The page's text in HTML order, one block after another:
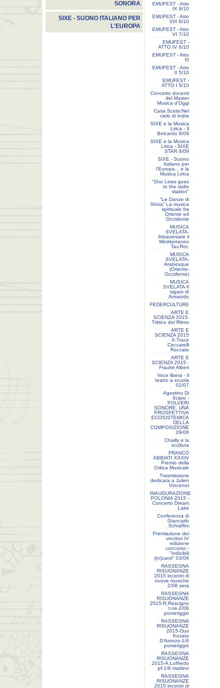
SONORA
SIXE - SUONO ITALIANO PER
L'EUROPA
EMUFEST - Atto
IX 9/10
EMUFEST - Atto
VIII 8/10
EMUFEST - Atto
VI 7/10
EMUFEST -
ATTO IV 6/10
EMUFEST - Atto
III
EMUFEST - Atto
II 5/10
EMUFEST -
ATTO I 5/10
Concerto docenti
del Master
Musica d'Oggi
Casa Scelsi:Nel
cielo di Indra
SIXE e la Musica
Lirica - Il
Belcanto 9/09
SIXE e la Musica
Lirica - SIXE
STAR 8/09
SIXE - Suono
Italiano per
l'Europa... e la
Musica Lirica
"She Lives goes
to the radio
station"
“Le Danze di
Shiva” La musica
spirituale fra
Oriente ed
Occidente
MUSICA
SVELATA-
Attraversare il
Mediterraneo
Tav.Rot.
MUSICA
SVELATA-
Arabesque
(Oriente-
Occidente)
MUSICA
SVELATA-Il
sigaro di
Armando
FEDERCULTURE
ARTE E
SCIENZA 2015-
Trittico del Ritmo
ARTE E
SCIENZA 2015
X-Trace
Ceccarelli
Roccato
ARTE E
SCIENZA 2015 -
Frauke Albert
Voce libera - Il
teatro a scuola
02/07
Agostino Di
Scipio -
POLVERI
SONORE. UNA
PROSPETTIVA
ECOSISTEMICA
DELLA
COMPOSIZIONE
29/06
Chailly e la
scultura
FRANCO
ABBIATI XXXIV
Premio della
Critica Musicale
Trasmissione
dedicata a Julien
Vincenot
INAUGURAZIONE
POLONIA 2015 -
Concerto Dream
Lake
Conferenza di
Giancarlo
Schiaffini
Premiazione dei
vincitori IV
edizione
concorso -
"Indicibili
(In)canti" 03/06
RASSEGNA
RISUONANZE
2015 incontri di
nuove musiche
2/06 sera
RASSEGNA
RISUONANZE
2015-R.Rescigno
t.ne-2/06
pomeriggio
RASSEGNA
RISUONANZE
2015-Duo
Kozato
D'Aronzo-1/6
pomeriggio
RASSEGNA
RISUONANZE
2015-A:Loffredo
pf-1/6 mattino
RASSEGNA
RISUONANZE
2015 incontri di